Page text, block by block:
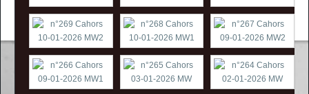
EXPOSITIONS D'ARTISTES